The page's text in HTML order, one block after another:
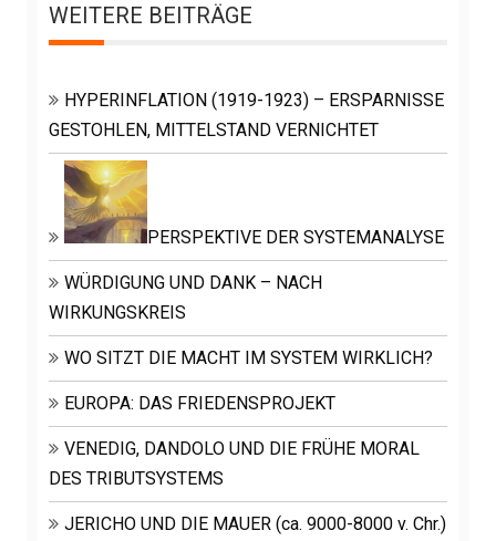
WEITERE BEITRÄGE
HYPERINFLATION (1919-1923) – ERSPARNISSE
GESTOHLEN, MITTELSTAND VERNICHTET
PERSPEKTIVE DER SYSTEMANALYSE
WÜRDIGUNG UND DANK – NACH
WIRKUNGSKREIS
WO SITZT DIE MACHT IM SYSTEM WIRKLICH?
EUROPA: DAS FRIEDENSPROJEKT
VENEDIG, DANDOLO UND DIE FRÜHE MORAL
DES TRIBUTSYSTEMS
JERICHO UND DIE MAUER (ca. 9000-8000 v. Chr.)